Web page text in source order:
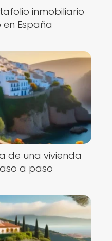
inmobiliario
España
de una vivienda
a paso